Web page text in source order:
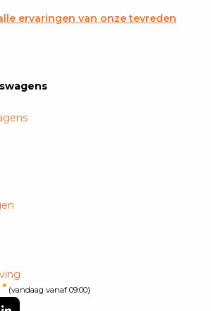
ervaringen van onze tevreden
(vandaag vanaf 09:00)